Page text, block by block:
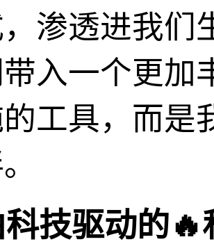
渗透进我们
入一个更加
工具，而是
技驱动的